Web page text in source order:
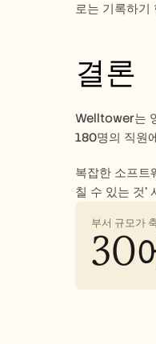
로는 기록하
결론
Welltower는
180명의 직원
복잡한 소프트
칠 수 있는 것'
부서 규모가
30